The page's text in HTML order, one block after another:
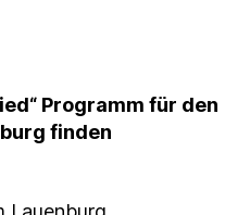
Programm für den
finden